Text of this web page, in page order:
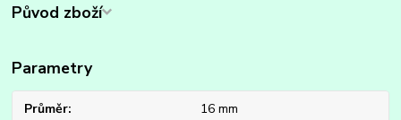
Původ zboží
Parametry
Průměr 16 mm